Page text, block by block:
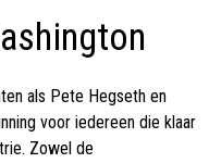
als Pete Hegseth en
voor iedereen die klaar
Zowel de